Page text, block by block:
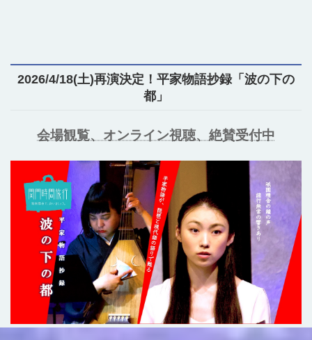
2026/4/18(土)再演決定！平家物語抄録「波の下の
都」
会場観覧、オンライン視聴、絶賛受付中